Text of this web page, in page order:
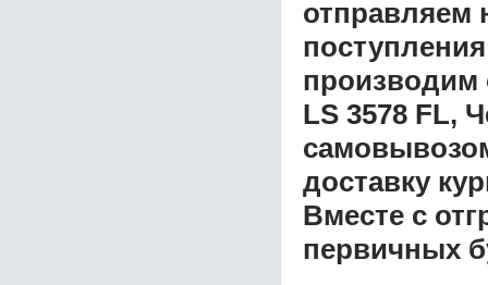
отправляем
производим
LS 3578 FL,
доставку
Вместе с
первичных